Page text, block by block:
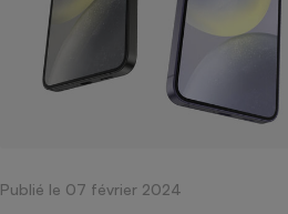
Publié le 07 février 2024
Choisir son fioul
Choisir son pellet
Comparateur assurance
Energie Moins Chère